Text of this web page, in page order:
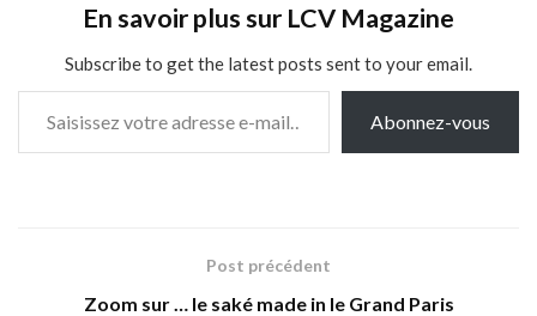
En savoir plus sur LCV Magazine
Subscribe to get the latest posts sent to your email.
Saisissez votre adresse e-mail…
Abonnez-vous
Post précédent
Zoom sur … le saké made in le Grand Paris